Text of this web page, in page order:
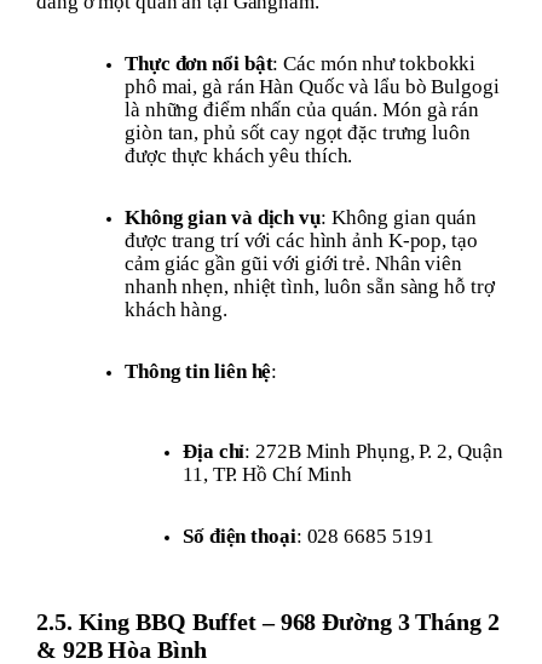
Thực đơn nổi bật: Các món như tokbokki
phô mai, gà rán Hàn Quốc và lẩu bò Bulgogi
là những điểm nhấn của quán. Món gà rán
giòn tan, phủ sốt cay ngọt đặc trưng luôn
được thực khách yêu thích.
Không gian và dịch vụ: Không gian quán
được trang trí với các hình ảnh K-pop, tạo
cảm giác gần gũi với giới trẻ. Nhân viên
nhanh nhẹn, nhiệt tình, luôn sẵn sàng hỗ trợ
khách hàng.
Thông tin liên hệ:
Địa chỉ: 272B Minh Phụng, P. 2, Quận
11, TP. Hồ Chí Minh
Số điện thoại: 028 6685 5191
2.5. King BBQ Buffet – 968 Đường 3 Tháng 2
& 92B Hòa Bình